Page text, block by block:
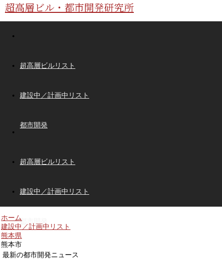
超高層ビル・都市開発研究所
超高層ビルリスト
建設中／計画中リスト
都市開発
超高層ビルリスト
建設中／計画中リスト
都市開発
ホーム
建設中／計画中リスト
熊本県
熊本市
最新の都市開発ニュース